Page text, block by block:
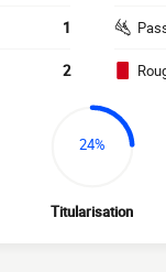
1
2
24%
Titularisation